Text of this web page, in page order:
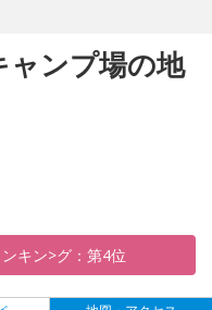
ャンプ場の地
キン>グ：第4位